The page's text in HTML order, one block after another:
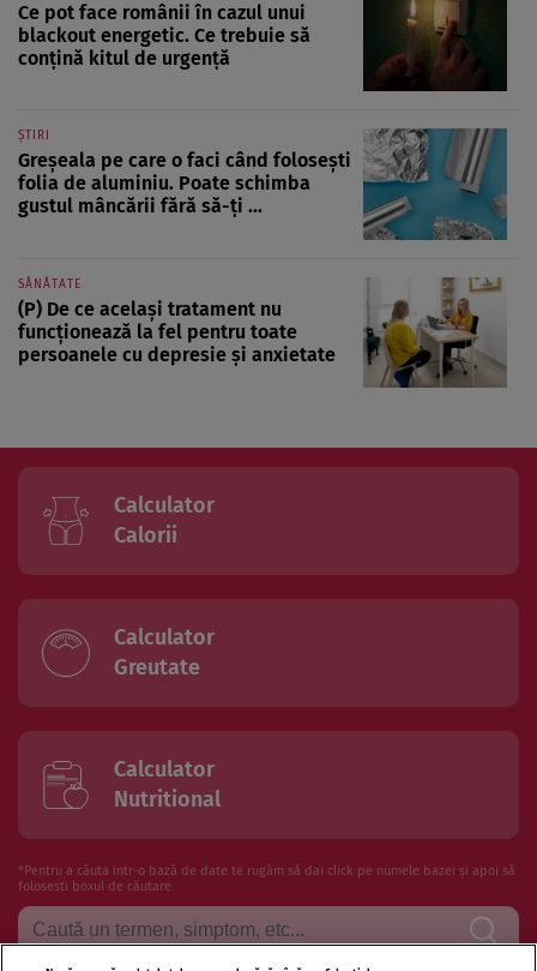
Ce pot face românii în cazul unui
blackout energetic. Ce trebuie să
conțină kitul de urgență
ȘTIRI
Greșeala pe care o faci când folosești
folia de aluminiu. Poate schimba
gustul mâncării fără să-ți ...
SĂNĂTATE
(P) De ce același tratament nu
funcționează la fel pentru toate
persoanele cu depresie și anxietate
Calculator
Calorii
Calculator
Greutate
Calculator
Nutritional
*Pentru a căuta intr-o bază de date te rugăm să dai click pe numele bazei și apoi să
folosesti boxul de căutare